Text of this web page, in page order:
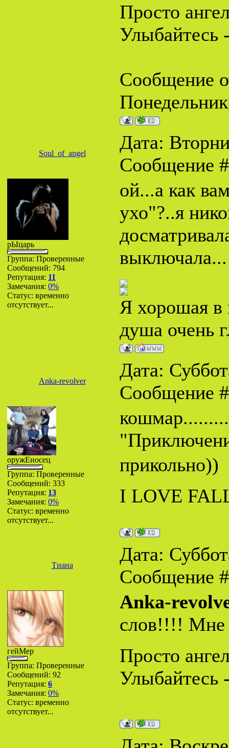
Просто
Улыбайтесь
Сообщение
Soul_of_angel
Дата:
Сообщение
рЫцарь
Группа: Проверенные
Сообщений: 794
Репутация: 11
Замечания: 0%
Статус: временно
отсутствует...
ой...а как
ухо"?..я
Я хорошая в
душа очень
Anka-revolver
Дата:
Сообщение
оружЕносец
Группа: Проверенные
Сообщений: 333
Репутация: 13
Замечания: 0%
Статус: временно
отсутствует...
прикольно))
I LOVE
Тиана
Дата:
Сообщение
гейМер
Группа: Проверенные
Сообщений: 92
Репутация: 6
Замечания: 0%
Статус: временно
отсутствует...
Anka-
слов!!!! Мне
Просто
Улыбайтесь